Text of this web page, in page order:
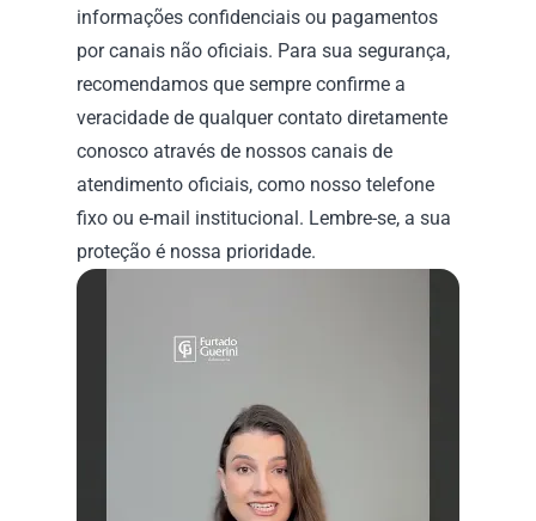
informações confidenciais ou pagamentos
por canais não oficiais. Para sua segurança,
recomendamos que sempre confirme a
veracidade de qualquer contato diretamente
conosco através de nossos canais de
atendimento oficiais, como nosso telefone
fixo ou e-mail institucional. Lembre-se, a sua
proteção é nossa prioridade.